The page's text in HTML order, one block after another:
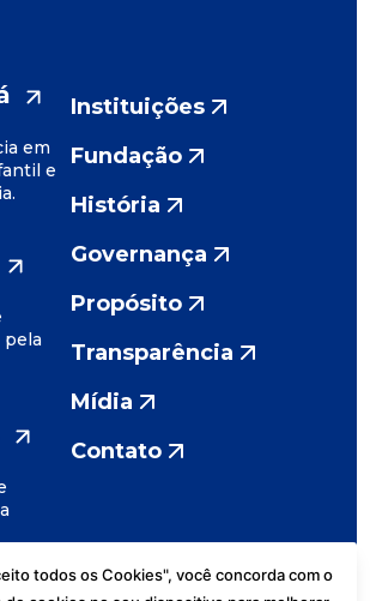
em
e
pela
Instituições
Fundação
História
Governança
Propósito
Transparência
Mídia
Contato
todos os Cookies", você concorda com o